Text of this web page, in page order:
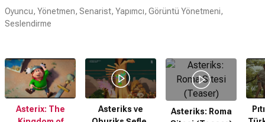
Oyuncu, Yönetmen, Senarist, Yapımcı, Görüntü Yönetmeni,
Seslendirme
Asterix: The
Asteriks ve
Asteriks: Roma